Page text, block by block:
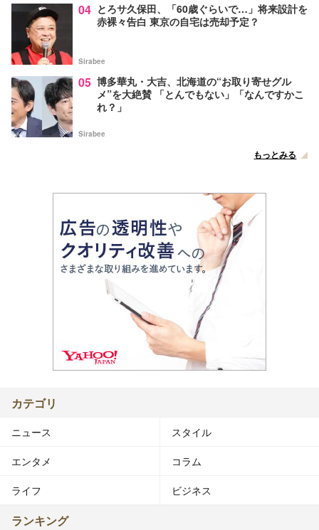
04 とろサ久保田、「60歳ぐらいで…」将来設計を
赤裸々告白 東京の自宅は売却予定？
Sirabee
05 博多華丸・大吉、北海道の“お取り寄せグル
メ”を大絶賛 「とんでもない」「なんですかこ
れ？」
Sirabee
もっとみる
カテゴリ
ニュース スタイル
エンタメ コラム
ライフ ビジネス
ランキング